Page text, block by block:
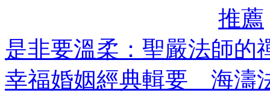
推薦
是非要溫柔：聖嚴法師
幸福婚姻經典輯要 海濤